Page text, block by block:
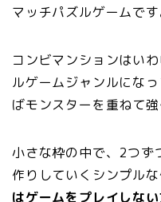
マッチパズルゲームです
コンビマンションはい
ルゲームジャンルにな
ばモンスターを重ねて
小さな枠の中で、2つず
作りしていくシンプル
はゲームをプレイしな